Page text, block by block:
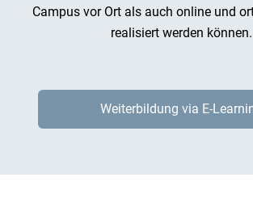
Campus vor Ort als auch online und
realisiert werden können.
Weiterbildung via E-